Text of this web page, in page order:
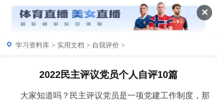
✕
学习资料库 > 实用文档 > 自我评价 >
2022民主评议党员个人自评10篇
大家知道吗？民主评议党员是一项党建工作制度，那